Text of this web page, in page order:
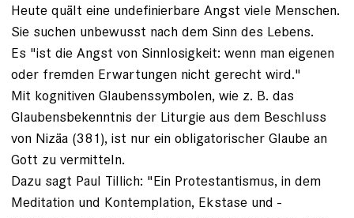
Heute quält eine undefinierbare Angst viele Menschen.
Sie suchen unbewusst nach dem Sinn des Lebens.
Es "ist die Angst von Sinnlosigkeit: wenn man eigenen
oder fremden Erwartungen nicht gerecht wird."
Mit kognitiven Glaubenssymbolen, wie z. B. das
Glaubensbekenntnis der Liturgie aus dem Beschluss
von Nizäa (381), ist nur ein obligatorischer Glaube an
Gott zu vermitteln.
Dazu sagt Paul Tillich: "Ein Protestantismus, in dem
Meditation und Kontemplation, Ekstase und -